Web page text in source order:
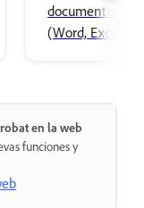
documentos de
(Word, Excel o
en la web
funciones y